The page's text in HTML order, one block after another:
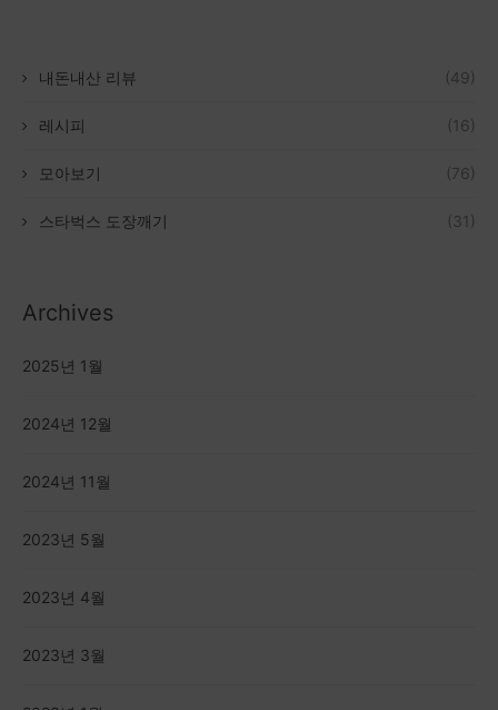
내돈내산 리뷰 (49)
레시피 (16)
모아보기 (76)
스타벅스 도장깨기 (31)
Archives
2025년 1월
2024년 12월
2024년 11월
2023년 5월
2023년 4월
2023년 3월